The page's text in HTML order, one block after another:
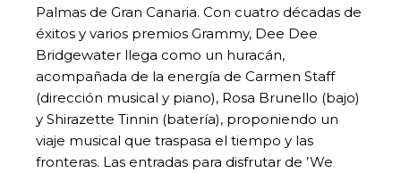
Palmas de Gran Canaria. Con cuatro décadas de
éxitos y varios premios Grammy, Dee Dee
Bridgewater llega como un huracán,
acompañada de la energía de Carmen Staff
(dirección musical y piano), Rosa Brunello (bajo)
y Shirazette Tinnin (batería), proponiendo un
viaje musical que traspasa el tiempo y las
fronteras. Las entradas para disfrutar de ’We